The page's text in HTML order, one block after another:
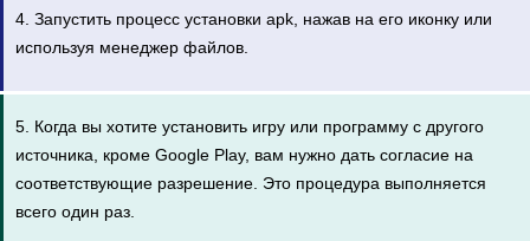
4. Запустить процесс установки apk, нажав на его иконку или
используя менеджер файлов.
5. Когда вы хотите установить игру или программу с другого
источника, кроме Google Play, вам нужно дать согласие на
соответствующие разрешение. Это процедура выполняется
всего один раз.